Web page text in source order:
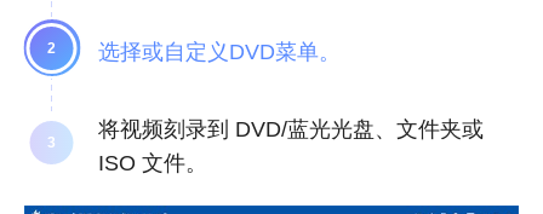
选择或自定义DVD菜单。
将视频刻录到 DVD/蓝光光盘、文件夹或
ISO 文件。